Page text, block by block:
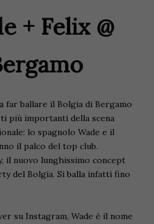
+ Felix @
far ballare il Bolgia di Bergamo
più importanti della scena
lo spagnolo Wade e il
il palco del top club.
il nuovo lunghissimo concept
del Bolgia. Si balla infatti fino
su Instagram, Wade è il nome